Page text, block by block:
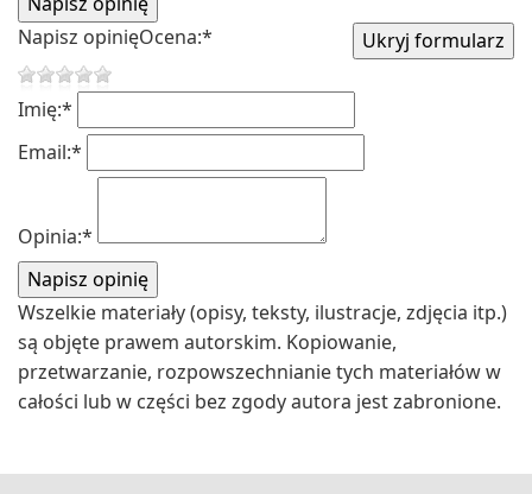
Napisz opinięOcena:*
Imię:*
Email:*
Opinia:*
Wszelkie materiały (opisy, teksty, ilustracje, zdjęcia itp.)
są objęte prawem autorskim. Kopiowanie,
przetwarzanie, rozpowszechnianie tych materiałów w
całości lub w części bez zgody autora jest zabronione.